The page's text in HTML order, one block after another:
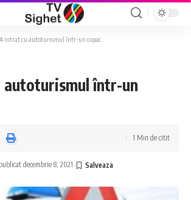
A intrat cu autoturismul într-un copac
într-un
decembrie 8, 2021
1 Min de citit